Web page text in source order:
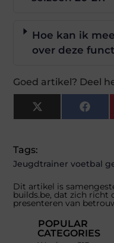
Hoe kan ik
over deze
Goed artikel? Deel
X
(Twitter)
Tags:
Jeugdtrainer voetbal
Dit artikel is
builds.be, dat zich richt
presenteren van
POPULAR
CATEGORIES